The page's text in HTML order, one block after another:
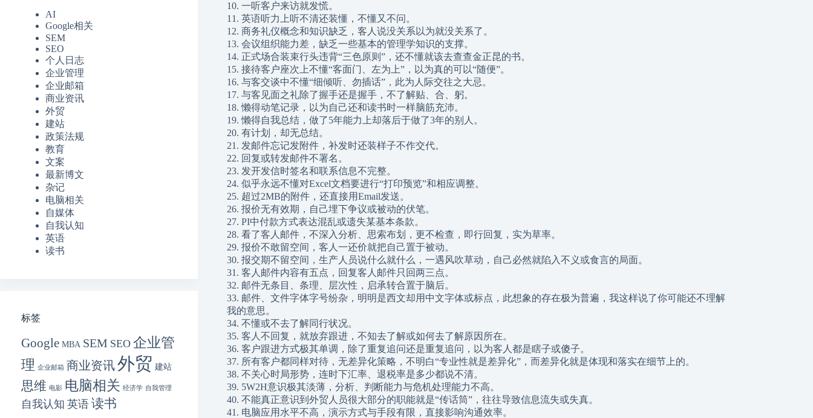
10. 一听客户来访就发慌。
11. 英语听力上听不清还装懂，不懂又不问。
12. 商务礼仪概念和知识缺乏，客人说没关系以为就没关系了。
13. 会议组织能力差，缺乏一些基本的管理学知识的支撑。
14. 正式场合装束行头违背“三色原则”，还不懂就该去查查金正昆的书。
15. 接待客户座次上不懂“客面门、左为上”，以为真的可以“随便”。
16. 与客交谈中不懂“细倾听、勿插话”，此为人际交往之大忌。
17. 与客见面之礼除了握手还是握手，不了解贴、合、躬。
18. 懒得动笔记录，以为自己还和读书时一样脑筋充沛。
19. 懒得自我总结，做了5年能力上却落后于做了3年的别人。
20. 有计划，却无总结。
21. 发邮件忘记发附件，补发时还装样子不作交代。
22. 回复或转发邮件不署名。
23. 发开发信时签名和联系信息不完整。
24. 似乎永远不懂对Excel文档要进行“打印预览”和相应调整。
25. 超过2MB的附件，还直接用Email发送。
26. 报价无有效期，自己埋下争议或被动的伏笔。
27. PI中付款方式表达混乱或遗失某基本条款。
28. 看了客人邮件，不深入分析、思索布划，更不检查，即行回复，实为草率。
29. 报价不敢留空间，客人一还价就把自己置于被动。
30. 报交期不留空间，生产人员说什么就什么，一遇风吹草动，自己必然就陷入不义或食言的局面。
31. 客人邮件内容有五点，回复客人邮件只回两三点。
32. 邮件无条目、条理、层次性，启承转合置于脑后。
33. 邮件、文件字体字号纷杂，明明是西文却用中文字体或标点，此想象的存在极为普遍，我这样说了你可能还不理解
我的意思。
34. 不懂或不去了解同行状况。
35. 客人不回复，就放弃跟进，不知去了解或如何去了解原因所在。
36. 客户跟进方式极其单调，除了重复追问还是重复追问，以为客人都是瞎子或傻子。
37. 所有客户都同样对待，无差异化策略，不明白“专业性就是差异化”，而差异化就是体现和落实在细节上的。
38. 不关心时局形势，连时下汇率、退税率是多少都说不清。
39. 5W2H意识极其淡薄，分析、判断能力与危机处理能力不高。
40. 不能真正意识到外贸人员很大部分的职能就是“传话筒”，往往导致信息流失或失真。
41. 电脑应用水平不高，演示方式与手段有限，直接影响沟通效率。
AI
Google相关
SEM
SEO
个人日志
企业管理
企业邮箱
商业资讯
外贸
建站
政策法规
教育
文案
最新博文
杂记
电脑相关
自媒体
自我认知
英语
读书
标签
Google MBA SEM SEO 企业管
理 企业邮箱 商业资讯外贸 建站
思维 电影 电脑相关 经济学 自我管理
自我认知 英语 读书